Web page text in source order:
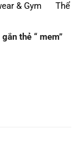
& Gym Thể
thẻ “ mem”